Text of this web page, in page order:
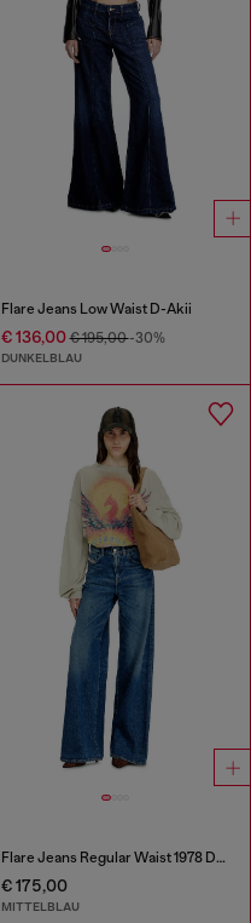
Flare Jeans Low Waist D-Akii
€ 136,00€ 195,00-30%
DUNKELBLAU
Flare Jeans Regular Waist 1978 D-Akemi
€ 175,00
MITTELBLAU